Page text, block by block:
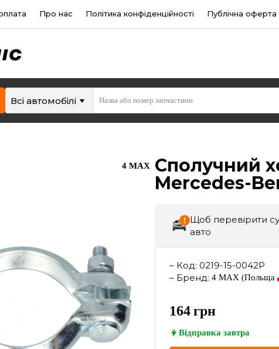
Про нас Політика конфіденційності Публічна оферта
Всі автомобілі
4 MAX
Сполучний
Mercedes-
Щоб перевірити
авто
– Код: 0219-15-0042P
– Бренд: 4 MAX (Польща
164грн
Відправка завтра